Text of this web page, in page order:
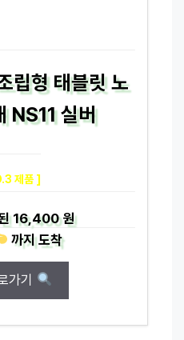
립형 태블릿 노
NS11 실버
제품 ]
16,400 원
까지도착
가기